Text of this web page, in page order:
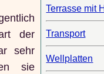
der
sehr
sie
Terrasse mit
Transport
Wellplatten